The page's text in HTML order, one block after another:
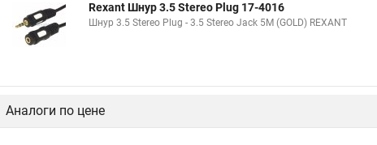
Rexant Шнур 3.5 Stereo Plug 17-4016
Шнур 3.5 Stereo Plug - 3.5 Stereo Jack 5М (GOLD) REXANT
Аналоги по цене